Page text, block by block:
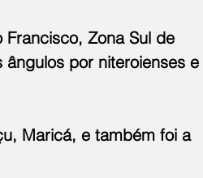
Zona Sul de
por niteroienses e
Maricá, e também foi a